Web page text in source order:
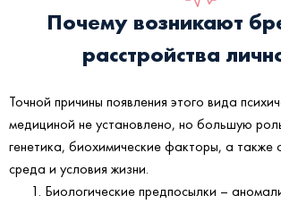
Почему возникают
расстройства
Точной причины появления этого вида
медициной не установлено, но большую
генетика, биохимические факторы, а
среда и условия жизни.
Биологические предпосылки –